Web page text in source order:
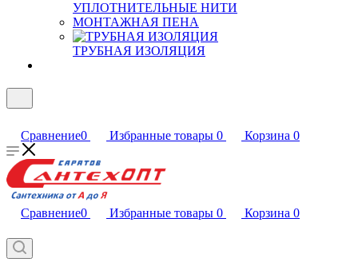
УПЛОТНИТЕЛЬНЫЕ НИТИ
МОНТАЖНАЯ ПЕНА
ТРУБНАЯ ИЗОЛЯЦИЯ
Сравнение0 Избранные товары 0 Корзина 0
Сравнение0 Избранные товары 0 Корзина 0